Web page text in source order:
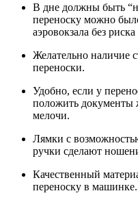
В дне должны быть
переноску можно
аэровокзала без
Желательно наличие
переноски.
Удобно, если у
положить документы
мелочи.
Лямки с
ручки сделают
Качественный
переноску в машинке.